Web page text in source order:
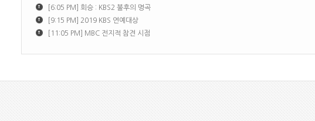
[6:05 PM] 회승 : KBS2 불후의 명곡
[9:15 PM] 2019 KBS 연예대상
[11:05 PM] MBC 전지적 참견 시점